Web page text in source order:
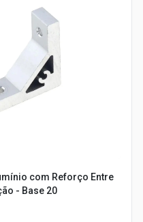
com Reforço Entre
- Base 20